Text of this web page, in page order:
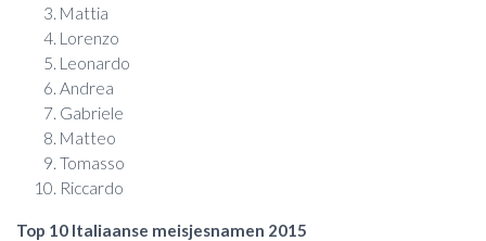
Mattia
Lorenzo
Leonardo
Andrea
Gabriele
Matteo
Tomasso
Riccardo
Top 10 Italiaanse meisjesnamen 2015